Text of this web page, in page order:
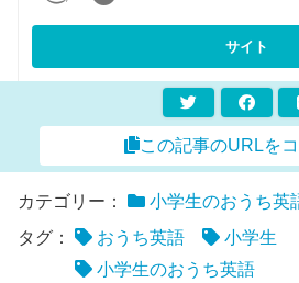
この記事のURLを
カテゴリー：
小学生のおうち英
タグ：
おうち英語
小学生
小学生のおうち英語